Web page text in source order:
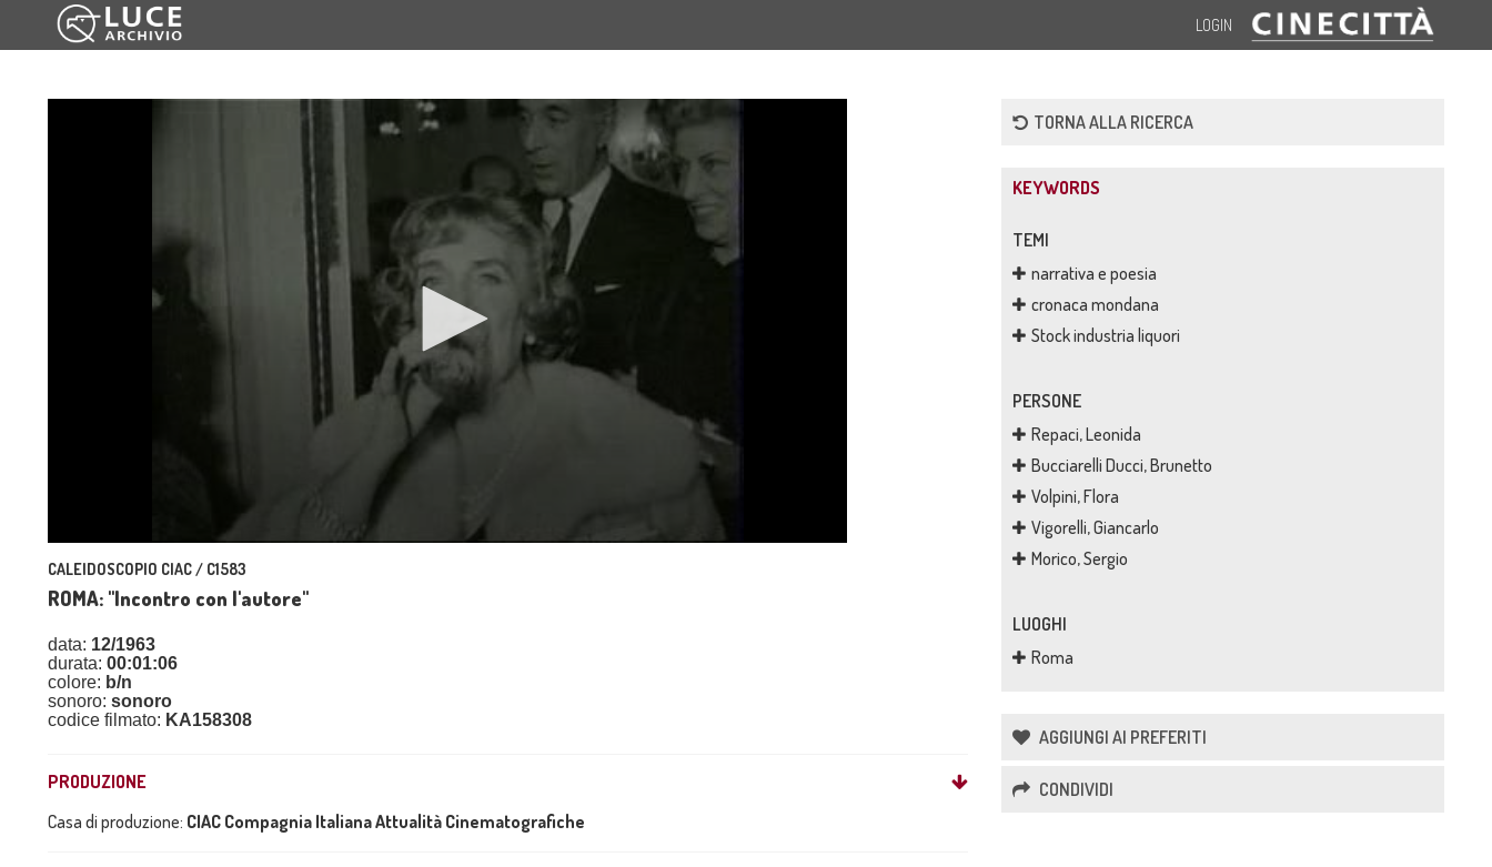
LOGIN
CALEIDOSCOPIO CIAC / C1583
ROMA: "Incontro con l'autore"
data: 12/1963
durata: 00:01:06
colore: b/n
sonoro: sonoro
codice filmato: KA158308
PRODUZIONE
Casa di produzione: CIAC Compagnia Italiana Attualità Cinematografiche
TORNA ALLA RICERCA
KEYWORDS
TEMI
narrativa e poesia
cronaca mondana
Stock industria liquori
PERSONE
Repaci, Leonida
Bucciarelli Ducci, Brunetto
Volpini, Flora
Vigorelli, Giancarlo
Morico, Sergio
LUOGHI
Roma
AGGIUNGI AI PREFERITI
CONDIVIDI